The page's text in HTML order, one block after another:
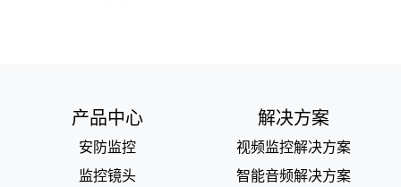
产品中心
安防监控
监控镜头
解决方案
视频监控解决方案
智能音频解决方案